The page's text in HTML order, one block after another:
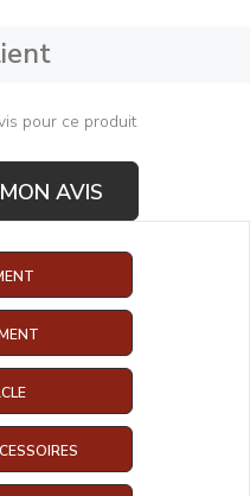
pour ce produit
AVIS